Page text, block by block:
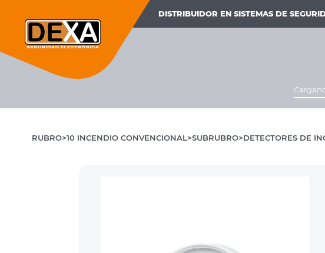
DISTRIBUIDOR EN SISTEMAS DE
RUBRO 10 INCENDIO CONVENCIONAL SUBRUBRO DETECTORES DE